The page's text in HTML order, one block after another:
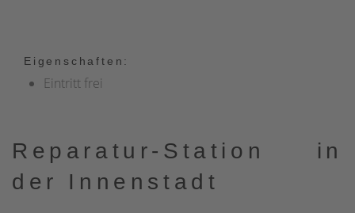
Eigenschaften:
Eintritt frei
Reparatur-Station in
der Innenstadt